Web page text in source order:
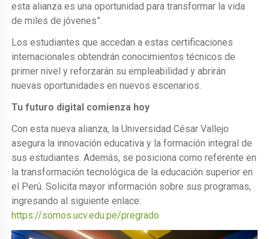
esta alianza es una oportunidad para transformar la vida
de miles de jóvenes”.
Los estudiantes que accedan a estas certificaciones
internacionales obtendrán conocimientos técnicos de
primer nivel y reforzarán su empleabilidad y abrirán
nuevas oportunidades en nuevos escenarios.
Tu futuro digital comienza hoy
Con esta nueva alianza, la Universidad César Vallejo
asegura la innovación educativa y la formación integral de
sus estudiantes. Además, se posiciona como referente en
la transformación tecnológica de la educación superior en
el Perú. Solicita mayor información sobre sus programas,
ingresando al siguiente enlace:
https://somos.ucv.edu.pe/pregrado